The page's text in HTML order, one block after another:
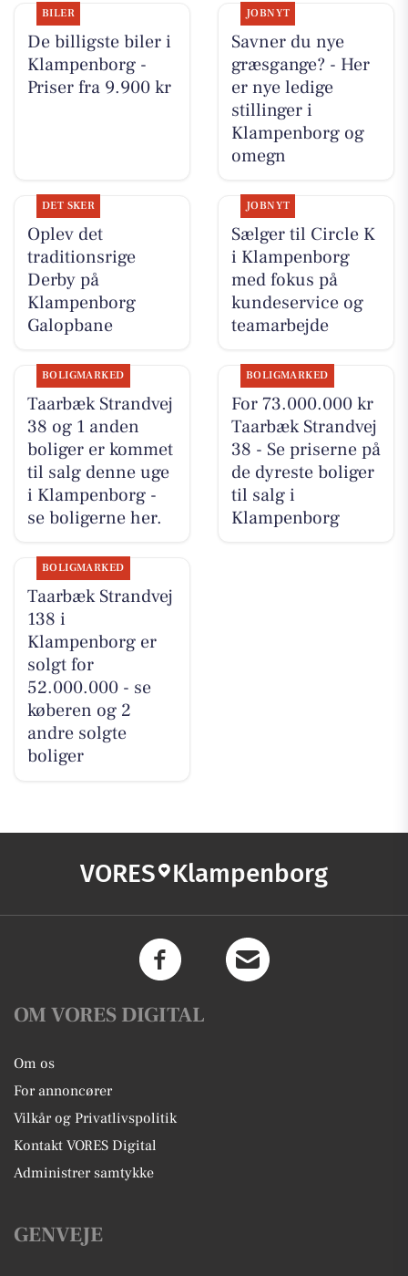
BILER
De billigste biler i
Klampenborg -
Priser fra 9.900 kr
JOBNYT
Savner du nye
græsgange? - Her
er nye ledige
stillinger i
Klampenborg og
omegn
DET SKER
Oplev det
traditionsrige
Derby på
Klampenborg
Galopbane
JOBNYT
Sælger til Circle K
i Klampenborg
med fokus på
kundeservice og
teamarbejde
BOLIGMARKED
Taarbæk Strandvej
38 og 1 anden
boliger er kommet
til salg denne uge
i Klampenborg -
se boligerne her.
BOLIGMARKED
For 73.000.000 kr
Taarbæk Strandvej
38 - Se priserne på
de dyreste boliger
til salg i
Klampenborg
BOLIGMARKED
Taarbæk Strandvej
138 i
Klampenborg er
solgt for
52.000.000 - se
køberen og 2
andre solgte
boliger
VORES Klampenborg
OM VORES DIGITAL
Om os
For annoncører
Vilkår og Privatlivspolitik
Kontakt VORES Digital
Administrer samtykke
GENVEJE